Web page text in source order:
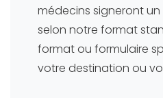
médecins signeront
selon notre format
format ou formulaire
votre destination ou